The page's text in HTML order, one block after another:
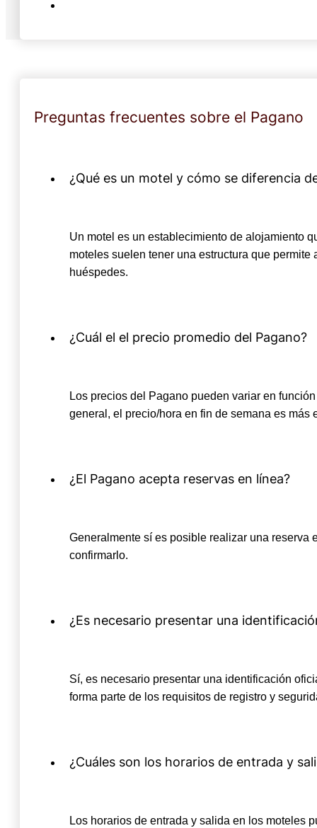
Preguntas frecuentes sobre el Pagano
¿Qué es un motel y cómo se diferencia
Un motel es un establecimiento de alojamiento
moteles suelen tener una estructura que
huéspedes.
¿Cuál el el precio promedio del Pagano?
Los precios del Pagano pueden variar en
general, el precio/hora en fin de semana es más
¿El Pagano acepta reservas en línea?
Generalmente sí es posible realizar una
confirmarlo.
¿Es necesario presentar una
Sí, es necesario presentar una identificación
forma parte de los requisitos de registro y
¿Cuáles son los horarios de entrada y
Los horarios de entrada y salida en los moteles